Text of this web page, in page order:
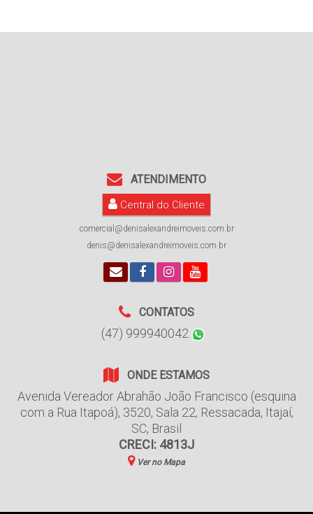
ATENDIMENTO
Central do Cliente
comercial@denisalexandreimoveis.com.br
denis@denisalexandreimoveis.com.br
CONTATOS
(47) 999940042
ONDE ESTAMOS
Avenida Vereador Abrahão João Francisco (esquina
com a Rua Itapoá), 3520, Sala 22, Ressacada, Itajaí,
SC, Brasil
CRECI: 4813J
Ver no Mapa